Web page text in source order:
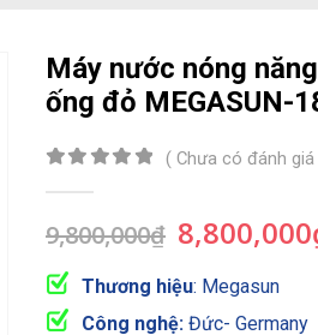
Máy nước nóng
ống đỏ MEGASUN-
( Chưa có đánh giá
9,800,000₫ Giá
gốc
là:
9,800,000₫.
8,800,000
Thương hiệu: Megasun
Công nghệ: Đức- Germany